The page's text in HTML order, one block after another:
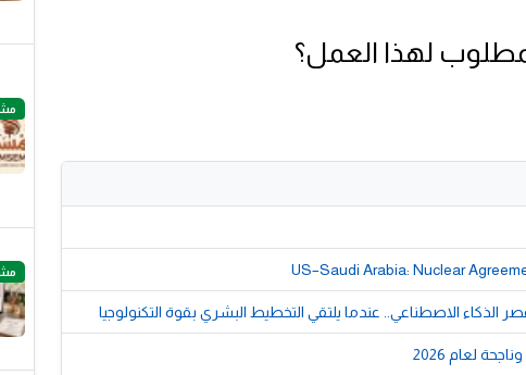
لهذا العمل؟
US–Saudi Arabia: Nuclear
لعام 2026